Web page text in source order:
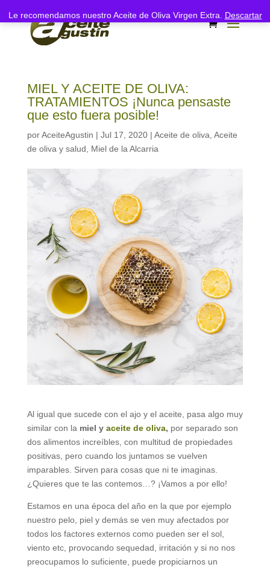
MIEL Y ACEITE DE OLIVA:
TRATAMIENTOS ¡Nunca pensaste
que esto fuera posible!
porAceiteAgustin | Jul 17, 2020| Aceite de oliva Aceite
de oliva y salud
Miel de la Alcarria
Al igual que sucede con el ajo y el aceite, pasa algo muy
similar con la miel y aceite de oliva, por separado son
dos alimentos increíbles, con multitud de propiedades
positivas, pero cuando los juntamos se vuelven
imparables. Sirven para cosas que ni te imaginas.
¿Quieres que te las contemos…? ¡Vamos a por ello!
Estamos en una época del año en la que por ejemplo
nuestro pelo, piel y demás se ven muy afectados por
todos los factores externos como pueden ser el sol,
viento etc, provocando sequedad, irritación y si no nos
preocupamos lo suficiente, puede propiciarnos un
Le recomendamos nuestro Aceite de Oliva Virgen Extra. Descartar